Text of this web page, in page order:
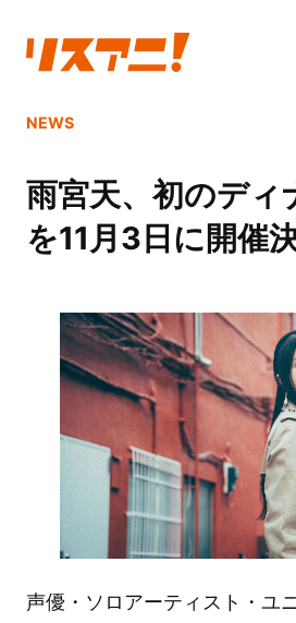
NEWS
雨宮天、初のディ
を11月3日に開催
声優・ソロアーティスト・ユ